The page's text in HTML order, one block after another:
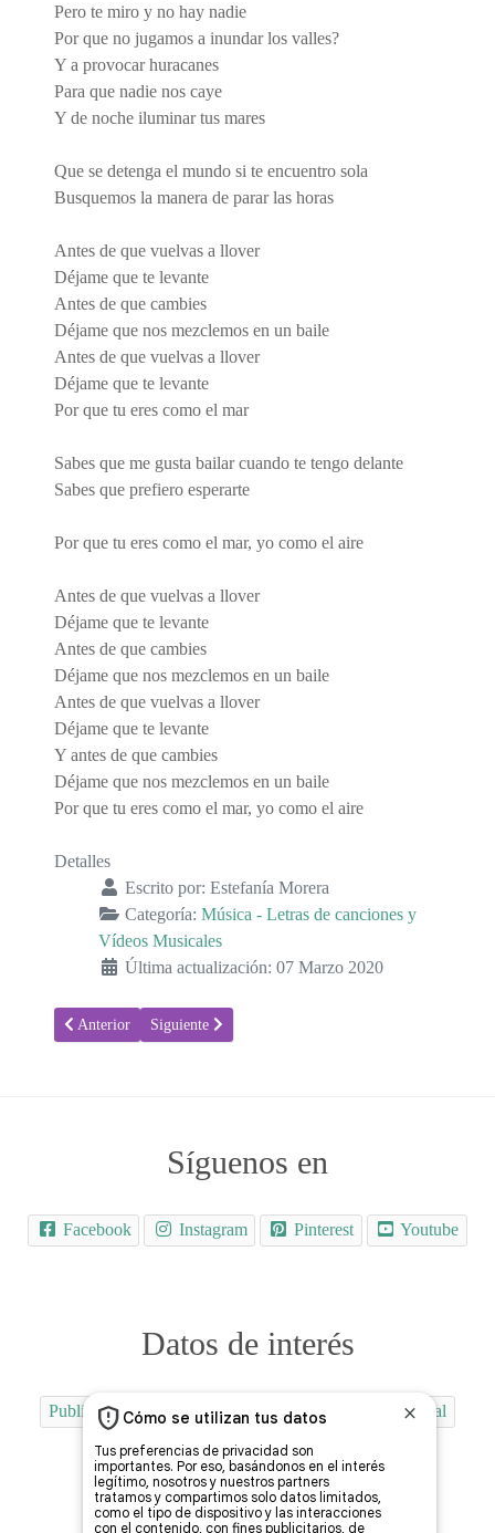
Pero te miro y no hay nadie
Por que no jugamos a inundar los valles?
Y a provocar huracanes
Para que nadie nos caye
Y de noche iluminar tus mares
Que se detenga el mundo si te encuentro sola
Busquemos la manera de parar las horas
Antes de que vuelvas a llover
Déjame que te levante
Antes de que cambies
Déjame que nos mezclemos en un baile
Antes de que vuelvas a llover
Déjame que te levante
Por que tu eres como el mar
Sabes que me gusta bailar cuando te tengo delante
Sabes que prefiero esperarte
Por que tu eres como el mar, yo como el aire
Antes de que vuelvas a llover
Déjame que te levante
Antes de que cambies
Déjame que nos mezclemos en un baile
Antes de que vuelvas a llover
Déjame que te levante
Y antes de que cambies
Déjame que nos mezclemos en un baile
Por que tu eres como el mar, yo como el aire
Detalles
Escrito por: Estefanía Morera
Categoría: Música - Letras de canciones y
Vídeos Musicales
Última actualización: 07 Marzo 2020
Artículo anterior: Letras perfectas, de Efecto Pasillo feat. Despistaos
Anterior Artículo siguiente: Letra y vídeo de la canción,
Siguiente
Síguenos en
Facebook Instagram Pinterest Youtube
Datos de interés
Publicidad Quiénes Somos Contactar
Aviso Legal
Uso de las Cookies
Protección del Menor